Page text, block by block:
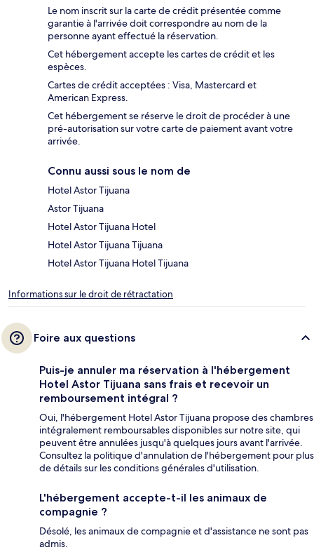
Le nom inscrit sur la carte de crédit présentée comme
garantie à l'arrivée doit correspondre au nom de la
personne ayant effectué la réservation.
Cet hébergement accepte les cartes de crédit et les
espèces.
Cartes de crédit acceptées : Visa, Mastercard et
American Express.
Cet hébergement se réserve le droit de procéder à une
pré-autorisation sur votre carte de paiement avant votre
arrivée.
Connu aussi sous le nom de
Hotel Astor Tijuana
Astor Tijuana
Hotel Astor Tijuana Hotel
Hotel Astor Tijuana Tijuana
Hotel Astor Tijuana Hotel Tijuana
Informations sur le droit de rétractation
Foire aux questions
Puis-je annuler ma réservation à l'hébergement
Hotel Astor Tijuana sans frais et recevoir un
remboursement intégral ?
Oui, l'hébergement Hotel Astor Tijuana propose des chambres
intégralement remboursables disponibles sur notre site, qui
peuvent être annulées jusqu'à quelques jours avant l'arrivée.
Consultez la politique d'annulation de l'hébergement pour plus
de détails sur les conditions générales d'utilisation.
L'hébergement accepte-t-il les animaux de
compagnie ?
Désolé, les animaux de compagnie et d'assistance ne sont pas
admis.